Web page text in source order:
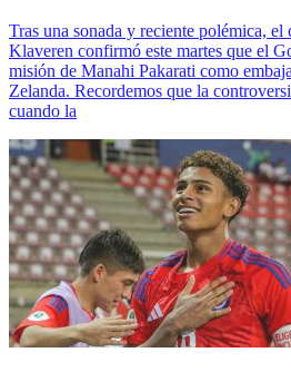
Tras una sonada y reciente polémica,
Klaveren confirmó este martes que el
misión de Manahi Pakarati como
Zelanda. Recordemos que la
cuando la